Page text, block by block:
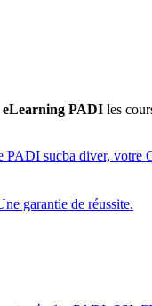
eLearning PADI les